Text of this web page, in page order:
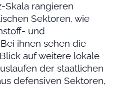
Skala rangieren
Sektoren, wie
und
ihnen sehen die
auf weitere lokale
der staatlichen
defensiven Sektoren,